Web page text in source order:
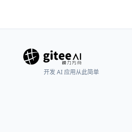
开发 AI 应用从此简单